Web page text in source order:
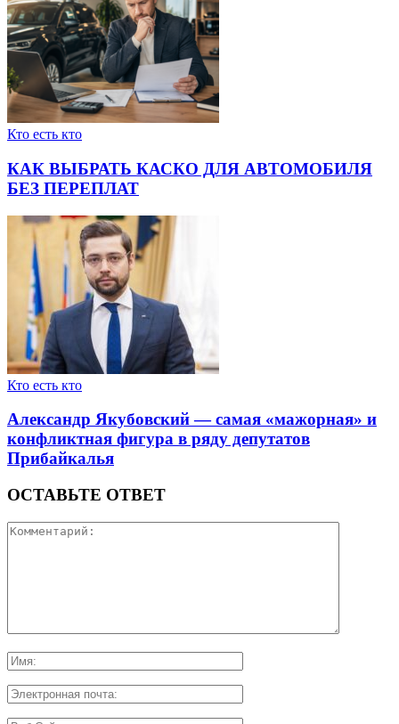
Кто есть кто
КАК ВЫБРАТЬ КАСКО ДЛЯ АВТОМОБИЛЯ
БЕЗ ПЕРЕПЛАТ
Кто есть кто
Александр Якубовский — самая «мажорная» и
конфликтная фигура в ряду депутатов
Прибайкалья
ОСТАВЬТЕ ОТВЕТ